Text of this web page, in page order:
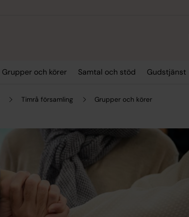
Grupper och körer Samtal och stöd Gudstjänst
Timrå församling Grupper och körer